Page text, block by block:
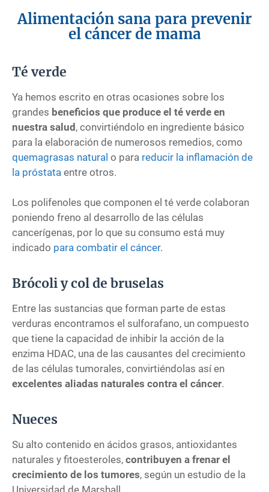
Alimentación sana para prevenir
el cáncer de mama
Té verde
Ya hemos escrito en otras ocasiones sobre los
grandes beneficios que produce el té verde en
nuestra salud , convirtiéndolo en ingrediente básico
para la elaboración de numerosos remedios, como
quemagrasas natural o para reducir la inflamación de
la próstata entre otros.
Los polifenoles que componen el té verde colaboran
poniendo freno al desarrollo de las células
cancerígenas, por lo que su consumo está muy
indicado para combatir el cáncer.
Brócoli y col de bruselas
Entre las sustancias que forman parte de estas
verduras encontramos el sulforafano, un compuesto
que tiene la capacidad de inhibir la acción de la
enzima HDAC, una de las causantes del crecimiento
de las células tumorales, convirtiéndolas así en
excelentes aliadas naturales contra el cáncer.
Nueces
Su alto contenido en ácidos grasos, antioxidantes
naturales y fitoesteroles, contribuyen a frenar el
crecimiento de los tumores, según un estudio de la